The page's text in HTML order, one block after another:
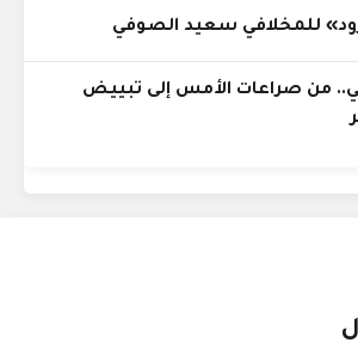
للمخلافي سعيد الصوفي
من صراعات الأمس إلى تبييض